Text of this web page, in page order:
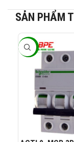
SẢN PHẨM
-40%